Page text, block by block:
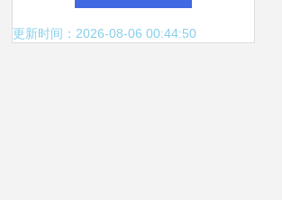
更新时间：2026-08-06 00:44:50